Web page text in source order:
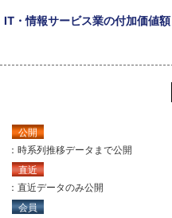
IT・情報サービス業の付加価値額
公開
：時系列推移データまで公開
直近
：直近データのみ公開
会員